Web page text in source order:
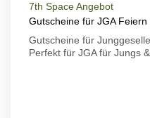
7th Space Angebot
Gutscheine für JGA
Gutscheine für
Perfekt für JGA für Jungs